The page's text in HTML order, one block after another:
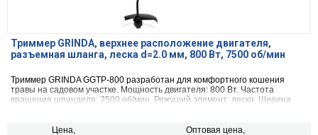
Триммер GRINDA, верхнее расположение двигателя,
разъемная шланга, леска d=2.0 мм, 800 Вт, 7500 об/мин
Триммер GRINDA GGTP-800 разработан для комфортного кошения
травы на садовом участке. Мощность двигателя: 800 Вт. Частота
вращения шпинделя: 7500 об/мин. Режущий элемент: леска. Ширина
Цена, Оптовая цена,